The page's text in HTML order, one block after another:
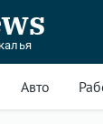
Авто